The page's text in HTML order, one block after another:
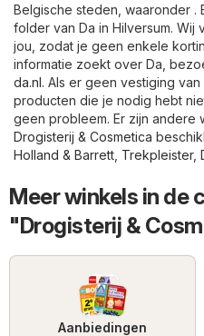
Belgische steden, waaronder .
folder van Da in Hilversum.
jou, zodat je geen enkele
informatie zoekt over Da,
da.nl. Als er geen vestiging
producten die je nodig hebt
geen probleem. Er zijn andere
Drogisterij & Cosmetica
Holland & Barrett Trekpleister,
Meer winkels in de
"Drogisterij &
Aanbiedingen